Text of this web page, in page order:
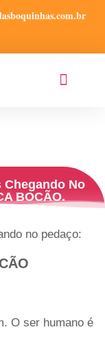
Chegando No
BOCÃO.
no pedaço:
O ser humano é